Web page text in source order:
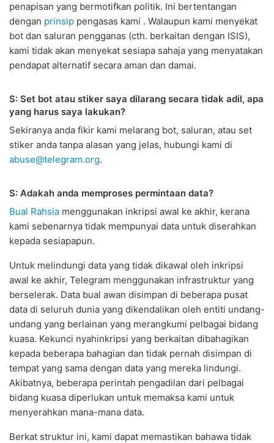
penapisan yang bermotifkan politik. Ini bertentangan
dengan prinsip pengasas kami . Walaupun kami menyekat
bot dan saluran pengganas (cth. berkaitan dengan ISIS),
kami tidak akan menyekat sesiapa sahaja yang menyatakan
pendapat alternatif secara aman dan damai.
S: Set bot atau stiker saya dilarang secara tidak adil, apa
yang harus saya lakukan?
Sekiranya anda fikir kami melarang bot, saluran, atau set
stiker anda tanpa alasan yang jelas, hubungi kami di
abuse@telegram.org.
S: Adakah anda memproses permintaan data?
Bual Rahsia menggunakan inkripsi awal ke akhir, kerana
kami sebenarnya tidak mempunyai data untuk diserahkan
kepada sesiapapun.
Untuk melindungi data yang tidak dikawal oleh inkripsi
awal ke akhir, Telegram menggunakan infrastruktur yang
berselerak. Data bual awan disimpan di beberapa pusat
data di seluruh dunia yang dikendalikan oleh entiti undang-
undang yang berlainan yang merangkumi pelbagai bidang
kuasa. Kekunci nyahinkripsi yang berkaitan dibahagikan
kepada beberapa bahagian dan tidak pernah disimpan di
tempat yang sama dengan data yang mereka lindungi.
Akibatnya, beberapa perintah pengadilan dari pelbagai
bidang kuasa diperlukan untuk memaksa kami untuk
menyerahkan mana-mana data.
Berkat struktur ini, kami dapat memastikan bahawa tidak